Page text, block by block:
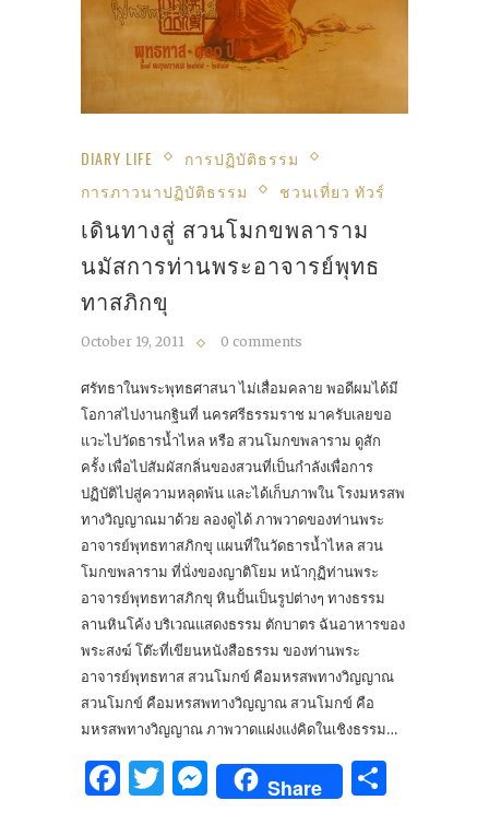
DIARY LIFE
การปฏิบัติธรรม
การภาวนาปฏิบัติธรรม
ชวนเที่ยว ทัวร์
เดินทางสู่ สวนโมกขพลาราม
นมัสการท่านพระอาจารย์พุทธ
ทาสภิกขุ
October 19, 2011 0 comments
ศรัทธาในพระพุทธศาสนา ไม่เสื่อมคลาย พอดีผมได้มี
โอกาสไปงานกฐินที่ นครศรีธรรมราช มาครับเลยขอ
แวะไปวัดธารน้ำไหล หรือ สวนโมกขพลาราม ดูสัก
ครั้ง เพื่อไปสัมผัสกลิ่นของสวนที่เป็นกำลังเพื่อการ
ปฏิบัติไปสู่ความหลุดพ้น และได้เก็บภาพใน โรงมหรสพ
ทางวิญญาณมาด้วย ลองดูได้ ภาพวาดของท่านพระ
อาจารย์พุทธทาสภิกขุ แผนที่ในวัดธารน้ำไหล สวน
โมกขพลาราม ที่นั่งของญาติโยม หน้ากุฏิท่านพระ
อาจารย์พุทธทาสภิกขุ หินปั้นเป็นรูปต่างๆ ทางธรรม
ลานหินโค้ง บริเวณแสดงธรรม ตักบาตร ฉันอาหารของ
พระสงฆ์ โต๊ะที่เขียนหนังสือธรรม ของท่านพระ
อาจารย์พุทธทาส สวนโมกข์ คือมหรสพทางวิญญาณ
สวนโมกข์ คือมหรสพทางวิญญาณ สวนโมกข์ คือ
มหรสพทางวิญญาณ ภาพวาดแฝงแง่คิดในเชิงธรรม…
Facebook
Twitter
Messenger
Share